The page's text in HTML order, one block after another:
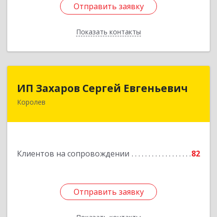
Отправить заявку
Показать контакты
Отправить заявку
Назад
ИП Захаров Сергей Евгеньевич
Королев
Клиентов на сопровождении 82
Отправить заявку
ИП Захаров Сергей Евгеньевич
Подробнее
Отправить заявку